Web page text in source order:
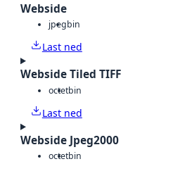
Webside
jpegbin
Last ned
Webside Tiled TIFF
octetbin
Last ned
Webside Jpeg2000
octetbin